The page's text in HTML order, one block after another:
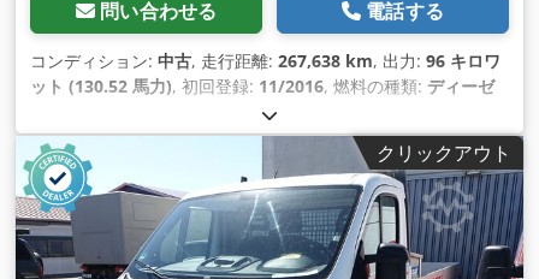
問い合わせる 電話する
コンディション: 中古, 走行距離: 267,638 km, 出力: 96 キロワ
ット (130.52 馬力), 初回登録: 11/2016, 燃料の種類: ディーゼ
3,500 kg（キログラム）
12/2026, 色:緑色, 変速方式:機械式, 排出クラス:ユーロ6, 製造
年:2016
ABS（アンチロック・ブレーキ・システム）,
すすフィルター, エアコン, セントラルロック, 電子安定制御プ
ログラム (ESP)
クリックアウト